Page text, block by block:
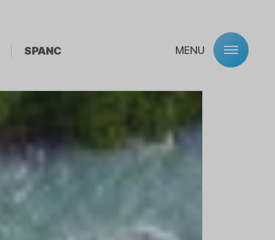
SPANC MENU